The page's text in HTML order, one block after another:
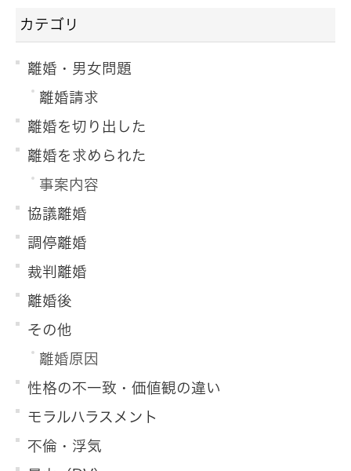
カテゴリ
離婚・男女問題
離婚請求
離婚を切り出した
離婚を求められた
事案内容
協議離婚
調停離婚
裁判離婚
離婚後
その他
離婚原因
性格の不一致・価値観の違い
モラルハラスメント
不倫・浮気